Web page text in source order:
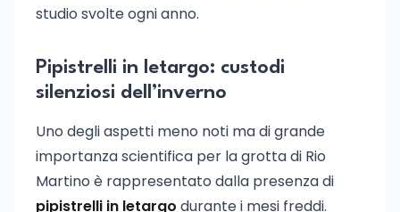
studio svolte ogni anno.
Pipistrelli in letargo: custodi
silenziosi dell’inverno
Uno degli aspetti meno noti ma di grande
importanza scientifica per la grotta di Rio
Martino è rappresentato dalla presenza di
pipistrelli in letargo durante i mesi freddi.